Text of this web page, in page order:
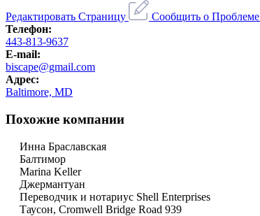
Редактировать Страницу
Сообщить о Проблеме
Телефон:
443-813-9637
E-mail:
biscape@gmail.com
Адрес:
Baltimore, MD
Похожие компании
Инна Браславская
Балтимор
Marina Keller
Джермантуан
Переводчик и нотариус Shell Enterprises
Таусон, Cromwell Bridge Road 939